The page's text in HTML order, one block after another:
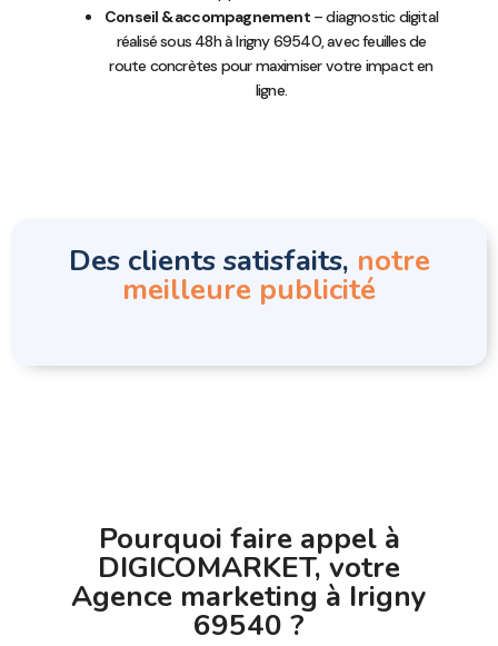
Conseil & accompagnement– diagnostic digital
réalisé sous 48h à Irigny 69540, avec feuilles de
route concrètes pour maximiser votre impact en
ligne.
Des clients satisfaits, notre
meilleure publicité
Pourquoi faire appel à
DIGICOMARKET, votre
Agence marketing à Irigny
69540 ?